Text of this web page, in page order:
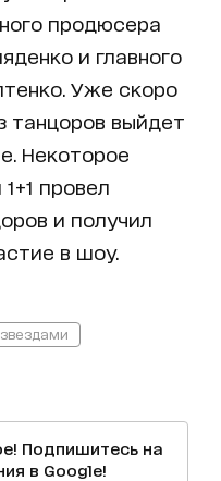
продюсера
и главного
Уже скоро
танцоров выйдет
Некоторое
провел
и получил
в шоу.
Подпишитесь на
в Google!